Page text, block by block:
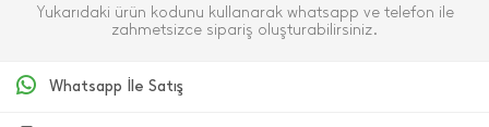
Yukarıdaki ürün kodunu kullanarak whatsapp ve telefon ile
zahmetsizce sipariş oluşturabilirsiniz.
Whatsapp İle Satış